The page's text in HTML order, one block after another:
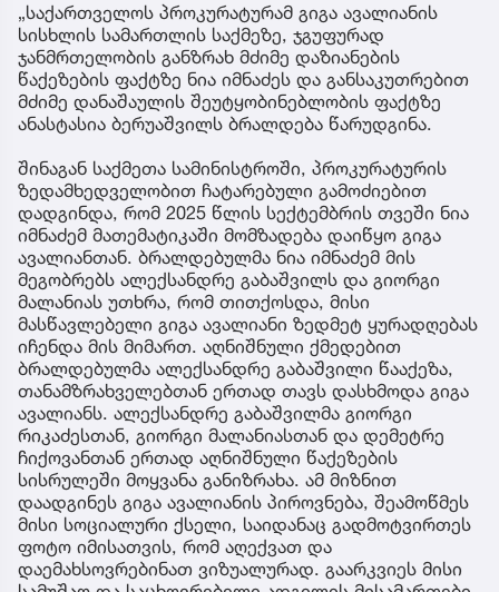
„საქართველოს პროკურატურამ გიგა ავალიანის
სისხლის სამართლის საქმეზე, ჯგუფურად
ჯანმრთელობის განზრახ მძიმე დაზიანების
წაქეზების ფაქტზე ნია იმნაძეს და განსაკუთრებით
მძიმე დანაშაულის შეუტყობინებლობის ფაქტზე
ანასტასია ბერუაშვილს ბრალდება წარუდგინა.
შინაგან საქმეთა სამინისტროში, პროკურატურის
ზედამხედველობით ჩატარებული გამოძიებით
დადგინდა, რომ 2025 წლის სექტემბრის თვეში ნია
იმნაძემ მათემატიკაში მომზადება დაიწყო გიგა
ავალიანთან. ბრალდებულმა ნია იმნაძემ მის
მეგობრებს ალექსანდრე გაბაშვილს და გიორგი
მალანიას უთხრა, რომ თითქოსდა, მისი
მასწავლებელი გიგა ავალიანი ზედმეტ ყურადღებას
იჩენდა მის მიმართ. აღნიშნული ქმედებით
ბრალდებულმა ალექსანდრე გაბაშვილი წააქეზა,
თანამზრახველებთან ერთად თავს დასხმოდა გიგა
ავალიანს. ალექსანდრე გაბაშვილმა გიორგი
რიკაძესთან, გიორგი მალანიასთან და დემეტრე
ჩიქოვანთან ერთად აღნიშნული წაქეზების
სისრულეში მოყვანა განიზრახა. ამ მიზნით
დაადგინეს გიგა ავალიანის პიროვნება, შეამოწმეს
მისი სოციალური ქსელი, საიდანაც გადმოტვირთეს
ფოტო იმისათვის, რომ აღექვათ და
დაემახსოვრებინათ ვიზუალურად. გაარკვიეს მისი